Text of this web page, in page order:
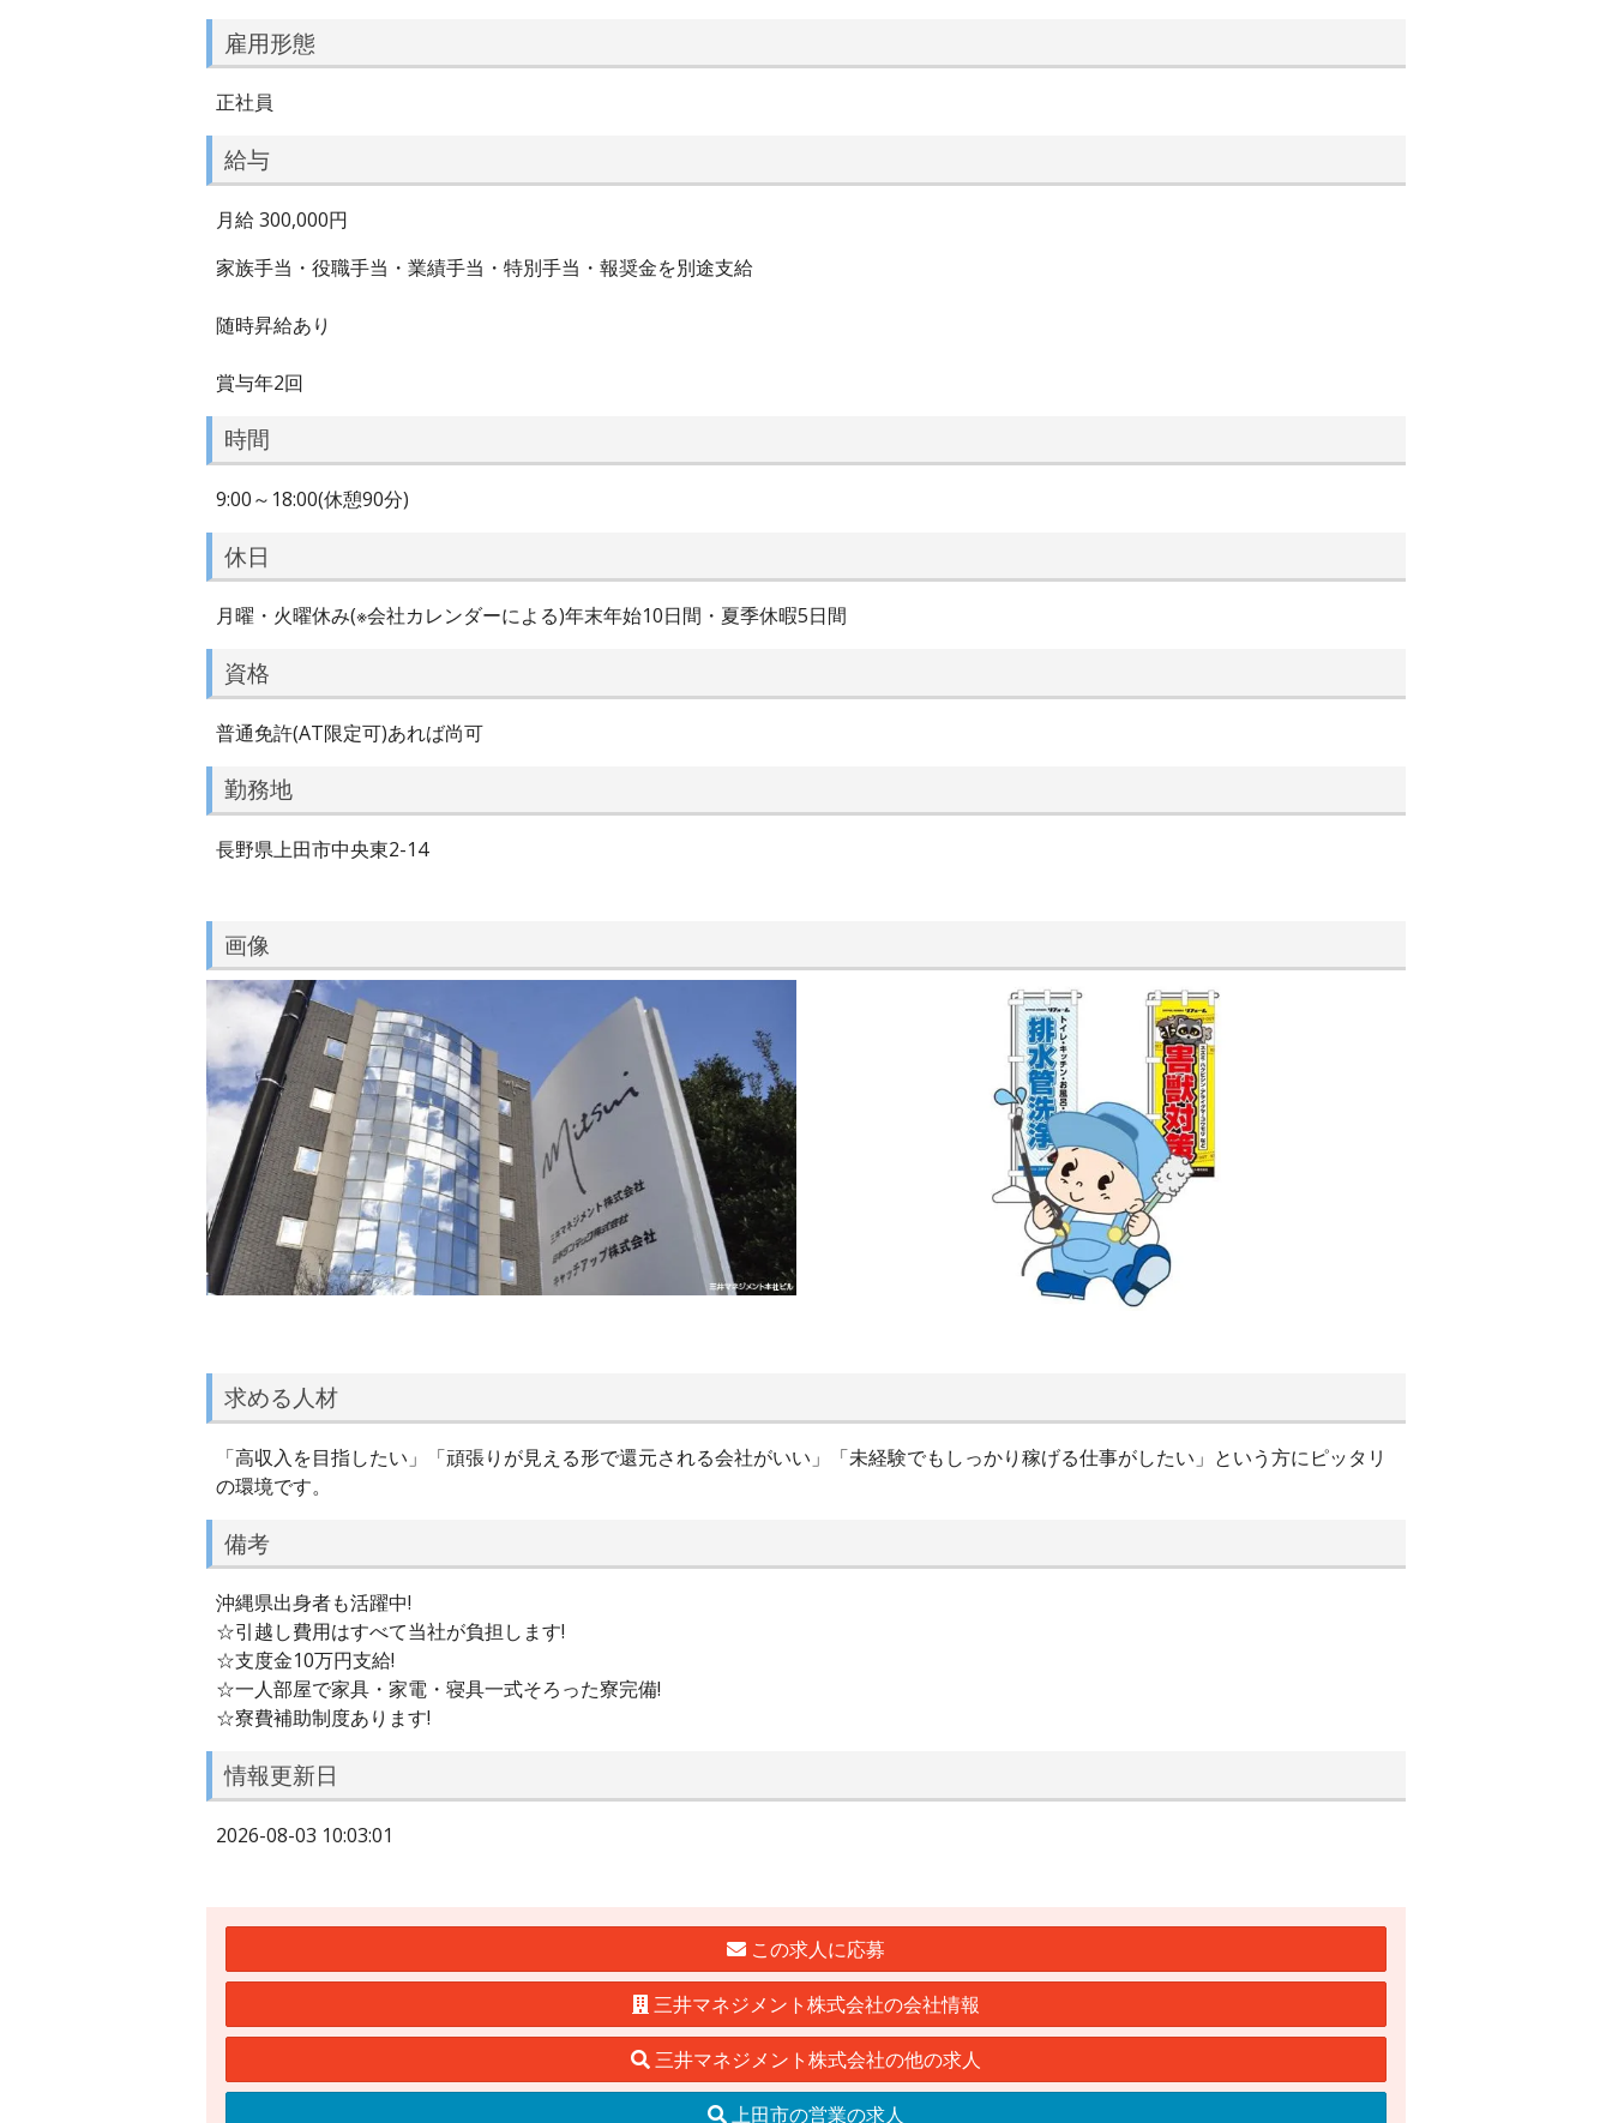
雇用形態
正社員
給与
月給 300,000円
家族手当・役職手当・業績手当・特別手当・報奨金を別途支給
随時昇給あり
賞与年2回
時間
9:00～18:00(休憩90分)
休日
月曜・火曜休み(※会社カレンダーによる)年末年始10日間・夏季休暇5日間
資格
普通免許(AT限定可)あれば尚可
勤務地
長野県上田市中央東2-14
画像
求める人材
「高収入を目指したい」「頑張りが見える形で還元される会社がいい」「未経験でもしっかり稼げる仕事がしたい」という方にピッタリ
の環境です。
備考
沖縄県出身者も活躍中!
☆引越し費用はすべて当社が負担します!
☆支度金10万円支給!
☆一人部屋で家具・家電・寝具一式そろった寮完備!
☆寮費補助制度あります!
情報更新日
2026-08-03 10:03:01
この求人に応募
三井マネジメント株式会社の会社情報
三井マネジメント株式会社の他の求人
上田市の営業の求人